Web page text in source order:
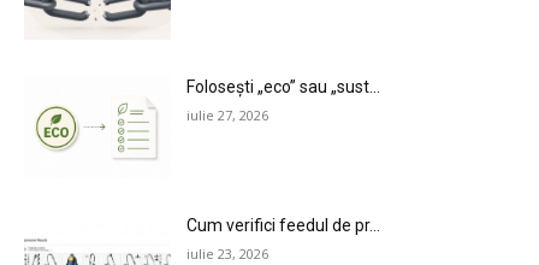
STUDIES
Folosești „eco” sau „sust...
iulie 27, 2026
Cum verifici feedul de pr...
iulie 23, 2026